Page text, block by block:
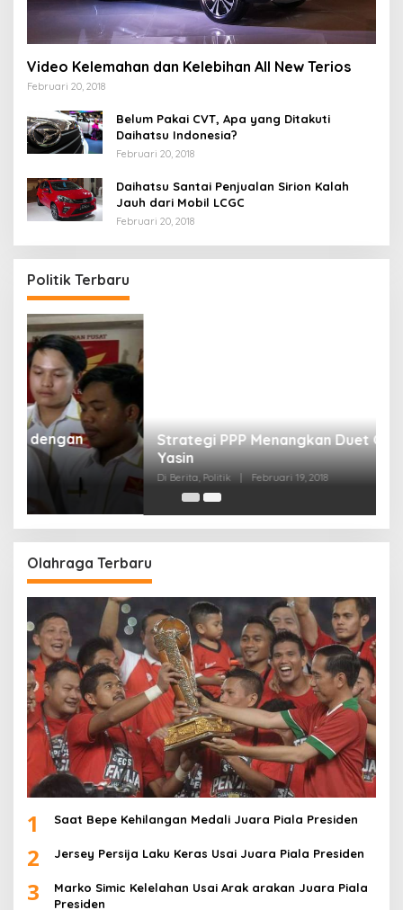
Video Kelemahan dan Kelebihan All New Terios
Februari 20, 2018
Belum Pakai CVT, Apa yang Ditakuti
Daihatsu Indonesia?
Februari 20, 2018
Daihatsu Santai Penjualan Sirion Kalah
Jauh dari Mobil LCGC
Februari 20, 2018
Politik Terbaru
Strategi PPP Menangkan Duet Ganjar dan Gus
Yasin
Di Berita, Politik Februari 19, 2018
Olahraga Terbaru
1 Saat Bepe Kehilangan Medali Juara Piala Presiden
2 Jersey Persija Laku Keras Usai Juara Piala Presiden
3
Marko Simic Kelelahan Usai Arak arakan Juara Piala
Presiden